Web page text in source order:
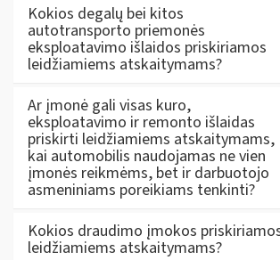
Kokios degalų bei kitos
autotransporto priemonės
eksploatavimo išlaidos priskiriamos
leidžiamiems atskaitymams?
Ar įmonė gali visas kuro,
eksploatavimo ir remonto išlaidas
priskirti leidžiamiems atskaitymams,
kai automobilis naudojamas ne vien
įmonės reikmėms, bet ir darbuotojo
asmeniniams poreikiams tenkinti?
Kokios draudimo įmokos
leidžiamiems atskaitymams?